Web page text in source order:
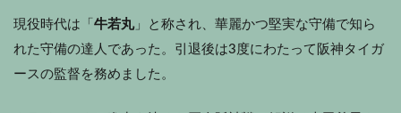
現役時代は「 牛若丸」と称され、華麗かつ堅実な守備で知ら
れた守備の達人であった。引退後は3度にわたって阪神タイガ
ースの監督を務めました。